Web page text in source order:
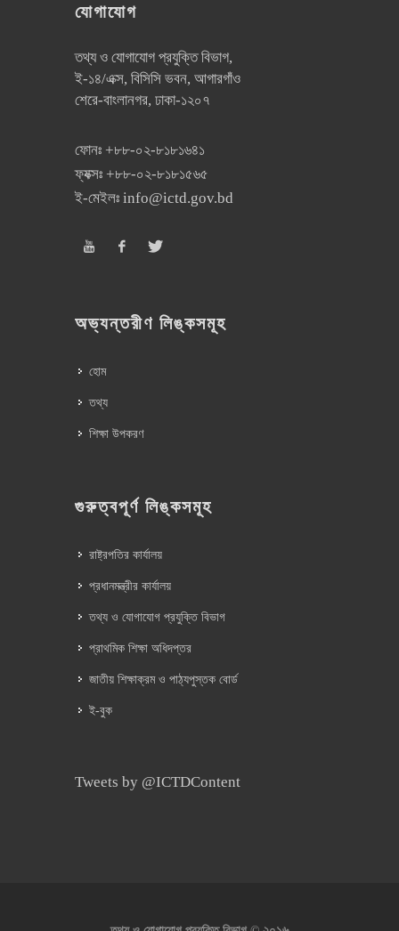
যোগাযোগ
তথ্য ও যোগাযোগ প্রযুক্তি বিভাগ,
ই-১৪/এক্স, বিসিসি ভবন, আগারগাঁও
শেরে-বাংলানগর, ঢাকা-১২০৭
ফোনঃ +৮৮-০২-৮১৮১৬৪১
ফ্যক্সঃ +৮৮-০২-৮১৮১৫৬৫
ই-মেইলঃ info@ictd.gov.bd
অভ্যন্তরীণ লিঙ্কসমূহ
হোম
তথ্য
শিক্ষা উপকরণ
গুরুত্বপূর্ণ লিঙ্কসমূহ
রাষ্ট্রপতির কার্যালয়
প্রধানমন্ত্রীর কার্যালয়
তথ্য ও যোগাযোগ প্রযুক্তি বিভাগ
প্রাথমিক শিক্ষা অধিদপ্তর
জাতীয় শিক্ষাক্রম ও পাঠ্যপুস্তক বোর্ড
ই-বুক
Tweets by @ICTDContent